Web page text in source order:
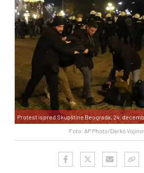
Foto: AP Photo/Darko
Protest ispred Skupštine Beograda, 24.